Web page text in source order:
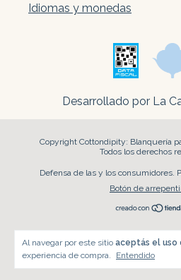
Al navegar por este sitio aceptás el uso
experiencia de compra.
Entendido
Idiomas y monedas
Desarrollado por La
Copyright Cottondipity: Blanquería
Todos los derechos
Defensa de las y los consumidores.
Botón de